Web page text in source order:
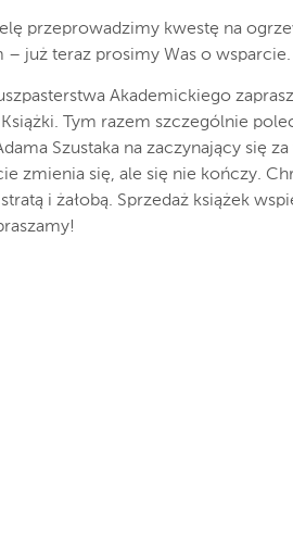
przeprowadzimy kwestę na
już teraz prosimy Was o wsparcie.
Akademickiego
Tym razem szczególnie
Szustaka na zaczynający się
zmienia się, ale się nie kończy.
i żałobą. Sprzedaż książek